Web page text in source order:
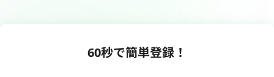
60秒で簡単登録！